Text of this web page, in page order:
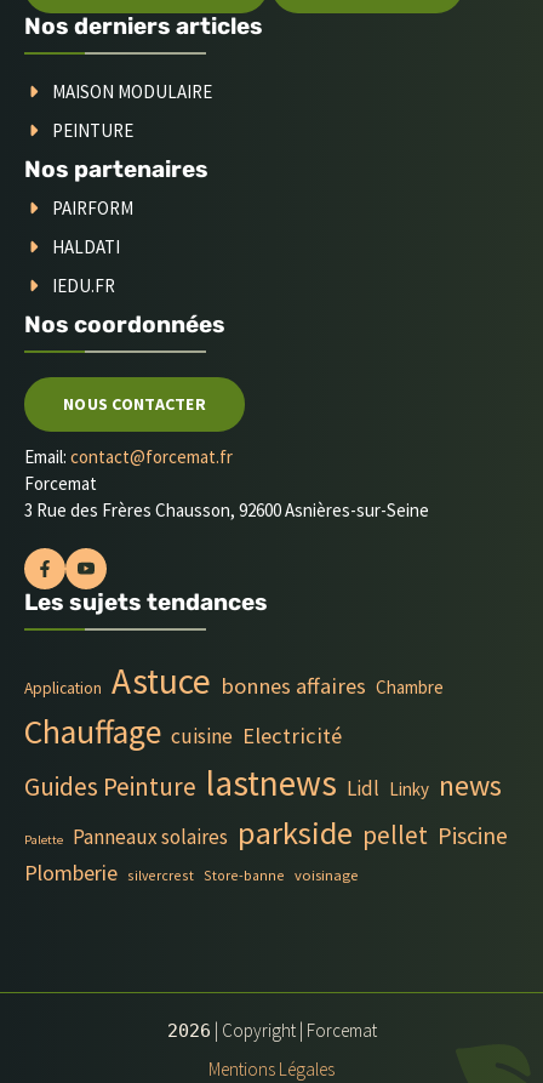
Nos derniers articles
MAISON MODULAIRE
PEINTURE
Nos partenaires
PAIRFORM
HALDATI
IEDU.FR
Nos coordonnées
NOUS CONTACTER
Email: contact@forcemat.fr
Forcemat
3 Rue des Frères Chausson, 92600 Asnières-sur-Seine
Les sujets tendances
Application Astuce bonnes affaires Chambre
Chauffage cuisine Electricité
Guides Peinture lastnews Lidl Linky news
Palette Panneaux solaires parkside pellet Piscine
Plomberie silvercrest Store-banne voisinage
2026 | Copyright | Forcemat
Mentions Légales